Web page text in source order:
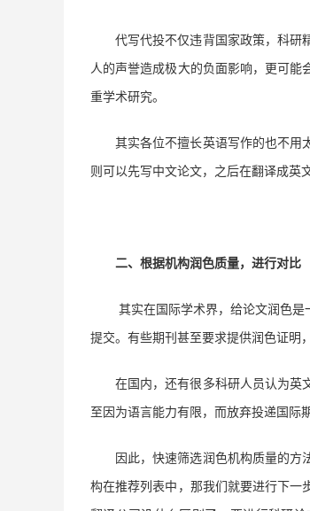
代写代投不仅违背国家政策，科研
人的声誉造成极大的负面影响，更可能
重学术研究。
其实各位不擅长英语写作的也不用
则可以先写中文论文，之后在翻译成英
二、 根据机构润色质量，进行对比
其实在国际学术界，给论文润色
提交。有些期刊甚至要求提供润色证明
在国内，还有很多科研人员认为英
至因为语言能力有限，而放弃投递国际
因此，快速筛选润色机构质量的
构在推荐列表中，那我们就要进行下一